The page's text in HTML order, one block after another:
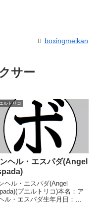
boxingmeikan
サー
ルトリコ
ヘル・エスパダ(Angel
ヘル・エスパダ(Angel
プエルトリコ)本名：ア
ル・エスパダ生年月日：